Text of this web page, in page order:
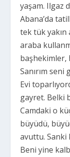
yaşam. Ilgaz
Abana’da
tek tük yakın
araba
başhekimler,
Sanırım
Evi
gayret. Belki
Camdaki o
büyüdü,
avuttu. Sanki
Beni yine